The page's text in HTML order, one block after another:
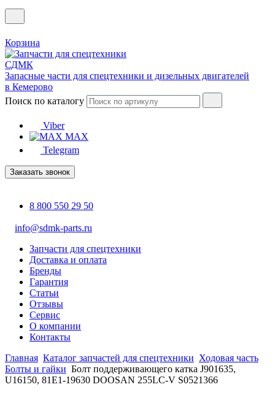
Корзина
Запасные части для спецтехники и дизельных двигателей
в Кемерово
Поиск по каталогу
Viber
MAX
Telegram
Заказать звонок
8 800 550 29 50
info@sdmk-parts.ru
Запчасти для спецтехники
Доставка и оплата
Бренды
Гарантия
Статьи
Отзывы
Сервис
О компании
Контакты
Главная Каталог запчастей для спецтехники Ходовая часть
Болты и гайки Болт поддерживающего катка J901635,
U16150, 81E1-19630 DOOSAN 255LC-V S0521366